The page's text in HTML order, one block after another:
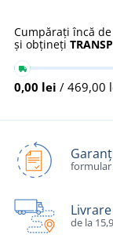
Cumpărați încă de
și obțineți
0,00 lei / 469,00
Livrare
de la